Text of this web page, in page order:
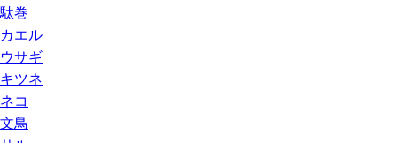
駄巻
カエル
ウサギ
キツネ
ネコ
文鳥